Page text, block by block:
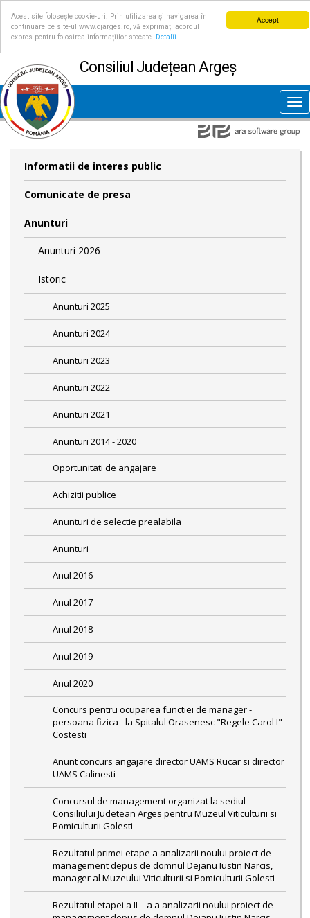
Accept
Acest site folosește cookie-uri. Prin utilizarea și navigarea în
continuare pe site-ul www.cjarges.ro, vă exprimați acordul
expres pentru folosirea informațiilor stocate.
Detalii
Consiliul Județean Argeș
Informatii de interes public
Comunicate de presa
Anunturi
Anunturi 2026
Istoric
Anunturi 2025
Anunturi 2024
Anunturi 2023
Anunturi 2022
Anunturi 2021
Anunturi 2014 - 2020
Oportunitati de angajare
Achizitii publice
Anunturi de selectie prealabila
Anunturi
Anul 2016
Anul 2017
Anul 2018
Anul 2019
Anul 2020
Concurs pentru ocuparea functiei de manager -
persoana fizica - la Spitalul Orasenesc "Regele Carol I"
Costesti
Anunt concurs angajare director UAMS Rucar si director
UAMS Calinesti
Concursul de management organizat la sediul
Consiliului Judetean Arges pentru Muzeul Viticulturii si
Pomiculturii Golesti
Rezultatul primei etape a analizarii noului proiect de
management depus de domnul Dejanu Iustin Narcis,
manager al Muzeului Viticulturii si Pomiculturii Golesti
Rezultatul etapei a II – a a analizarii noului proiect de